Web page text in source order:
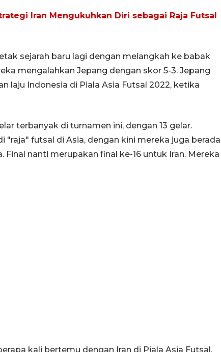
Iran Mengukuhkan Diri sebagai Raja Futsal
sejarah baru lagi dengan melangkah ke babak
mengalahkan Jepang dengan skor 5-3. Jepang
laju Indonesia di Piala Asia Futsal 2022, ketika
terbanyak di turnamen ini, dengan 13 gelar.
futsal di Asia, dengan kini mereka juga berada
nanti merupakan final ke-16 untuk Iran. Mereka
kali bertemu dengan Iran di Piala Asia Futsal,